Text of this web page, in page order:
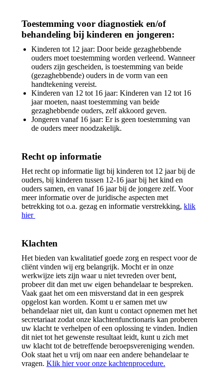
Toestemming voor diagnostiek en/of
behandeling bij kinderen en jongeren:
Kinderen tot 12 jaar: Door beide gezaghebbende
ouders moet toestemming worden verleend. Wanneer
ouders zijn gescheiden, is toestemming van beide
(gezaghebbende) ouders in de vorm van een
handtekening vereist.
Kinderen van 12 tot 16 jaar: Kinderen van 12 tot 16
jaar moeten, naast toestemming van beide
gezaghebbende ouders, zelf akkoord geven.
Jongeren vanaf 16 jaar: Er is geen toestemming van
de ouders meer noodzakelijk.
Recht op informatie
Het recht op informatie ligt bij kinderen tot 12 jaar bij de
ouders, bij kinderen tussen 12-16 jaar bij het kind en
ouders samen, en vanaf 16 jaar bij de jongere zelf. Voor
meer informatie over de juridische aspecten met
betrekking tot o.a. gezag en informatie verstrekking, klik
hier
Klachten
Het bieden van kwalitatief goede zorg en respect voor de
cliënt vinden wij erg belangrijk. Mocht er in onze
werkwijze iets zijn waar u niet tevreden over bent,
probeer dit dan met uw eigen behandelaar te bespreken.
Vaak gaat het om een misverstand dat in een gesprek
opgelost kan worden. Komt u er samen met uw
behandelaar niet uit, dan kunt u contact opnemen met het
secretariaat zodat onze klachtenfunctionaris kan proberen
uw klacht te verhelpen of een oplossing te vinden. Indien
dit niet tot het gewenste resultaat leidt, kunt u zich met
uw klacht tot de betreffende beroepsvereniging wenden.
Ook staat het u vrij om naar een andere behandelaar te
vragen. Klik hier voor onze kachtenprocedure.